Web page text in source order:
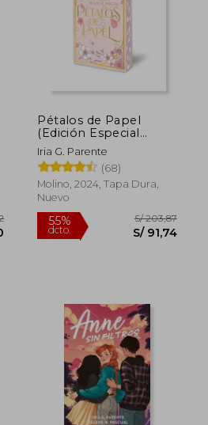
S/ 66,32
S/ 50,00
Pétalos de Papel
(Edición Especial
Limitada con
Contenido Extra y
Cantos Tintados)
Iria G. Parente
(68)
Molino, 2024, Tapa Dura,
Nuevo
55%
dcto.